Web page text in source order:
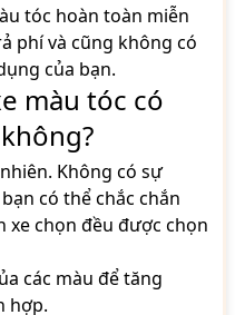
tóc hoàn toàn miễn
phí và cũng không có
của bạn.
màu tóc có
Không có sự
có thể chắc chắn
xe chọn đều được chọn
các màu để tăng
hợp.